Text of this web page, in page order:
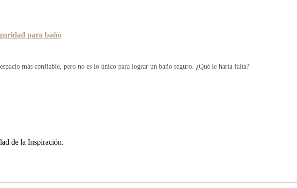
para baño
más confiable, pero no es lo único para lograr un baño seguro. ¿Qué le haría falta?
de la Inspiración.